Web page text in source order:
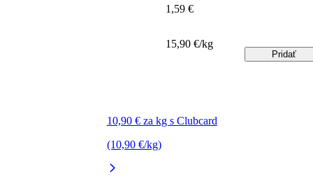
10,90 € za kg s Clubcard
(10,90 €/kg)
1,59 €
15,90 €/kg
Pridať